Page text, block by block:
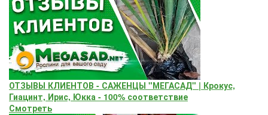
ОТЗЫВЫ КЛИЕНТОВ - САЖЕНЦЫ "МЕГАСАД" | Крокус,
Гиацинт, Ирис, Юкка - 100% соответствие
Смотреть